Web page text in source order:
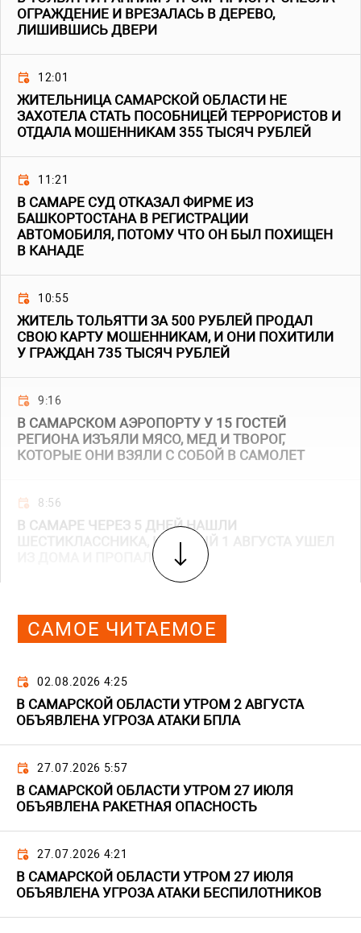
ОГРАЖДЕНИЕ И ВРЕЗАЛАСЬ В ДЕРЕВО,
ЛИШИВШИСЬ ДВЕРИ
12:01
ЖИТЕЛЬНИЦА САМАРСКОЙ ОБЛАСТИ НЕ
ЗАХОТЕЛА СТАТЬ ПОСОБНИЦЕЙ ТЕРРОРИСТОВ И
ОТДАЛА МОШЕННИКАМ 355 ТЫСЯЧ РУБЛЕЙ
11:21
В САМАРЕ СУД ОТКАЗАЛ ФИРМЕ ИЗ
БАШКОРТОСТАНА В РЕГИСТРАЦИИ
АВТОМОБИЛЯ, ПОТОМУ ЧТО ОН БЫЛ ПОХИЩЕН
В КАНАДЕ
10:55
ЖИТЕЛЬ ТОЛЬЯТТИ ЗА 500 РУБЛЕЙ ПРОДАЛ
СВОЮ КАРТУ МОШЕННИКАМ, И ОНИ ПОХИТИЛИ
У ГРАЖДАН 735 ТЫСЯЧ РУБЛЕЙ
9:16
В САМАРСКОМ АЭРОПОРТУ У 15 ГОСТЕЙ
РЕГИОНА ИЗЪЯЛИ МЯСО, МЕД И ТВОРОГ,
КОТОРЫЕ ОНИ ВЗЯЛИ С СОБОЙ В САМОЛЕТ
8:56
В САМАРЕ ЧЕРЕЗ 5 ДНЕЙ НАШЛИ
ШЕСТИКЛАССНИКА, КОТОРЫЙ 1 АВГУСТА УШЕЛ
САМОЕ ЧИТАЕМОЕ
02.08.2026 4:25
В САМАРСКОЙ ОБЛАСТИ УТРОМ 2 АВГУСТА
ОБЪЯВЛЕНА УГРОЗА АТАКИ БПЛА
27.07.2026 5:57
В САМАРСКОЙ ОБЛАСТИ УТРОМ 27 ИЮЛЯ
ОБЪЯВЛЕНА РАКЕТНАЯ ОПАСНОСТЬ
27.07.2026 4:21
В САМАРСКОЙ ОБЛАСТИ УТРОМ 27 ИЮЛЯ
ОБЪЯВЛЕНА УГРОЗА АТАКИ БЕСПИЛОТНИКОВ